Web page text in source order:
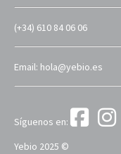
(+34) 610 84 06 06
Email: hola@yebio.es
Síguenos en:
Yebio 2025 ©